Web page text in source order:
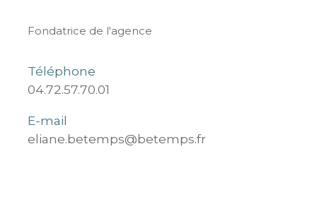
Fondatrice de l'agence
Téléphone
04.72.57.70.01
E-mail
eliane.betemps@betemps.fr